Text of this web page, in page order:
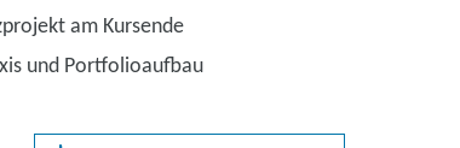
am Kursende
und Portfolioaufbau